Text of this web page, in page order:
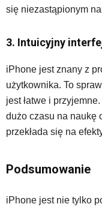
się niezastąpionym
3. Intuicyjny
iPhone jest znany z
użytkownika. To
jest łatwe i
dużo czasu na naukę
przekłada się na
Podsumowanie
iPhone jest nie tylko